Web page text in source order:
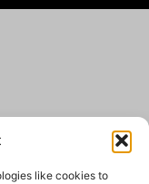
like cookies to